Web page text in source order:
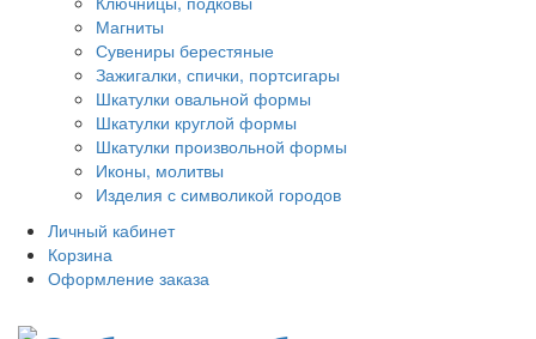
Магниты
Сувениры берестяные
Зажигалки, спички, портсигары
Шкатулки овальной формы
Шкатулки круглой формы
Шкатулки произвольной формы
Иконы, молитвы
Изделия с символикой городов
Личный кабинет
Корзина
Оформление заказа